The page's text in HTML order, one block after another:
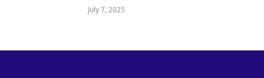
July 7, 2025